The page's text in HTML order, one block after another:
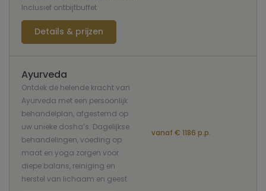
Inclusief ontbijtbuffet
Details & prijzen
Ayurveda
Ontdek de helende kracht van
Ayurveda met een persoonlijk
behandelplan, afgestemd op
uw unieke dosha’s. Dagelijkse
behandelingen, voeding op
maat en yoga zorgen voor
diepe balans, reiniging en
herstel van lichaam en geest
vanaf € 1186 p.p.